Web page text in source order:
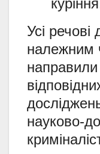
Усі речові
належним
науково-